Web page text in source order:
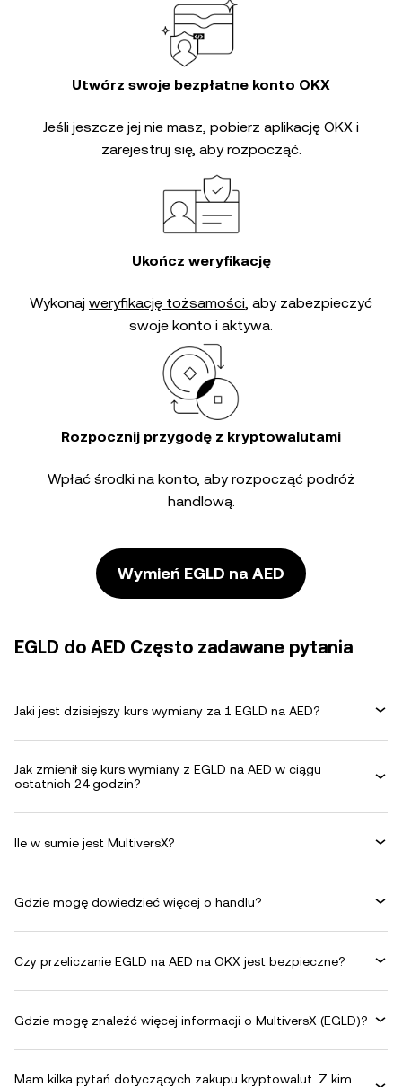
Utwórz swoje bezpłatne konto OKX
Jeśli jeszcze jej nie masz, pobierz aplikację OKX i
zarejestruj się, aby rozpocząć.
Ukończ weryfikację
Wykonaj weryfikację tożsamości, aby zabezpieczyć
swoje konto i aktywa.
Rozpocznij przygodę z kryptowalutami
Wpłać środki na konto, aby rozpocząć podróż
handlową.
Wymień EGLD na AED
EGLD do AED Często zadawane pytania
Jaki jest dzisiejszy kurs wymiany za 1 EGLD na AED?
Jak zmienił się kurs wymiany z EGLD na AED w ciągu
ostatnich 24 godzin?
Ile w sumie jest MultiversX?
Gdzie mogę dowiedzieć więcej o handlu?
Czy przeliczanie EGLD na AED na OKX jest bezpieczne?
Gdzie mogę znaleźć więcej informacji o MultiversX (EGLD)?
Mam kilka pytań dotyczących zakupu kryptowalut. Z kim